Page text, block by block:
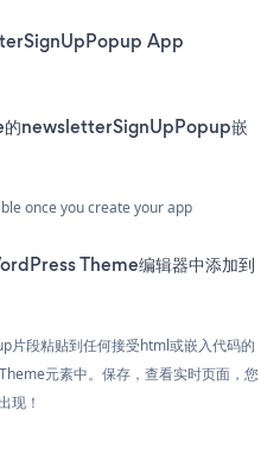
App
newsletterSignUpPopup嵌
once you create your app
Theme编辑器中添加到
片段粘贴到任何接受html或嵌入代码的
元素中。保存，查看实时页面，您
现！